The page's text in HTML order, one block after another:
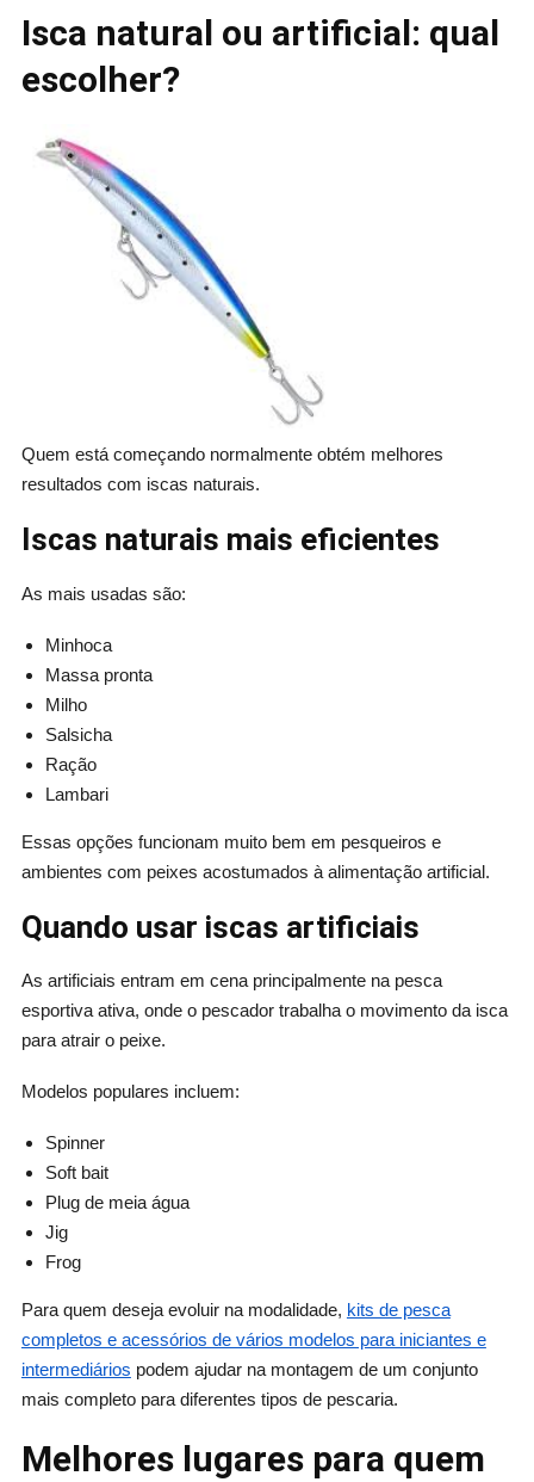
Isca natural ou artificial: qual
escolher?
Quem está começando normalmente obtém melhores
resultados com iscas naturais.
Iscas naturais mais eficientes
As mais usadas são:
Minhoca
Massa pronta
Milho
Salsicha
Ração
Lambari
Essas opções funcionam muito bem em pesqueiros e
ambientes com peixes acostumados à alimentação artificial.
Quando usar iscas artificiais
As artificiais entram em cena principalmente na pesca
esportiva ativa, onde o pescador trabalha o movimento da isca
para atrair o peixe.
Modelos populares incluem:
Spinner
Soft bait
Plug de meia água
Jig
Frog
Para quem deseja evoluir na modalidade, kits de pesca
completos e acessórios de vários modelos para iniciantes e
intermediários podem ajudar na montagem de um conjunto
mais completo para diferentes tipos de pescaria.
Melhores lugares para quem